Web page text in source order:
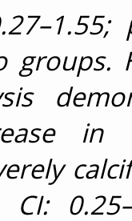
groups.
in
CI: